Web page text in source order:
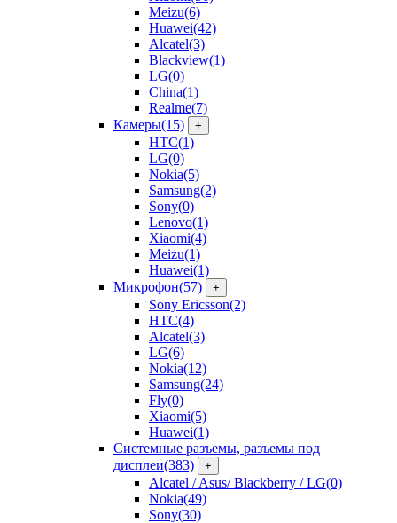
Meizu(6)
Huawei(42)
Alcatel(3)
Blackview(1)
LG(0)
China(1)
Realme(7)
Камеры(15) +
HTC(1)
LG(0)
Nokia(5)
Samsung(2)
Sony(0)
Lenovo(1)
Xiaomi(4)
Meizu(1)
Huawei(1)
Микрофон(57) +
Sony Ericsson(2)
HTC(4)
Alcatel(3)
LG(6)
Nokia(12)
Samsung(24)
Fly(0)
Xiaomi(5)
Huawei(1)
Системные разъемы, разъемы под
дисплеи(383) +
Alcatel / Asus/ Blackberry / LG(0)
Nokia(49)
Sony(30)